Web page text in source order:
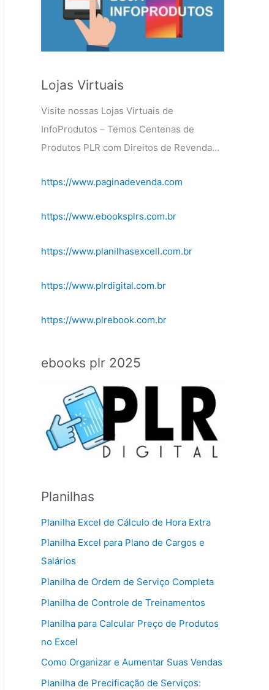
Lojas Virtuais
Visite nossas Lojas Virtuais de
InfoProdutos – Temos Centenas de
Produtos PLR com Direitos de Revenda…
https://www.paginadevenda.com
https://www.ebooksplrs.com.br
https://www.planilhasexcell.com.br
https://www.plrdigital.com.br
https://www.plrebook.com.br
ebooks plr 2025
Planilhas
Planilha Excel de Cálculo de Hora Extra
Planilha Excel para Plano de Cargos e
Salários
Planilha de Ordem de Serviço Completa
Planilha de Controle de Treinamentos
Planilha para Calcular Preço de Produtos
no Excel
Como Organizar e Aumentar Suas Vendas
Planilha de Precificação de Serviços: